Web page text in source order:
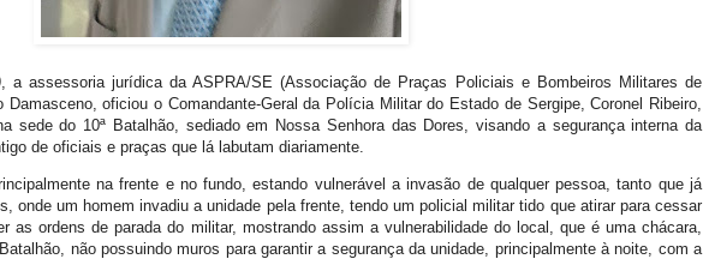
a assessoria jurídica da ASPRA/SE (Associação de Praças Policiais e Bombeiros Militares de
oficiou o Comandante-Geral da Polícia Militar do Estado de Sergipe, Coronel Ribeiro,
sede do 10ª Batalhão, sediado em Nossa Senhora das Dores, visando a segurança interna da
de oficiais e praças que lá labutam diariamente.
na frente e no fundo, estando vulnerável a invasão de qualquer pessoa, tanto que já
onde um homem invadiu a unidade pela frente, tendo um policial militar tido que atirar para cessar
as ordens de parada do militar, mostrando assim a vulnerabilidade do local, que é uma chácara,
não possuindo muros para garantir a segurança da unidade, principalmente à noite, com a